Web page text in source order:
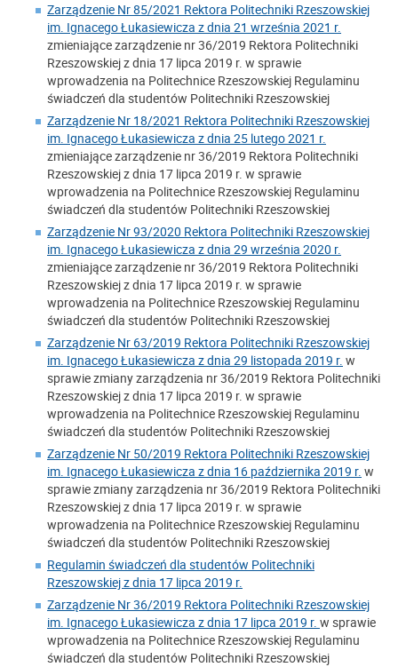
Zarządzenie Nr 85/2021 Rektora Politechniki Rzeszowskiej
im. Ignacego Łukasiewicza z dnia 21 września 2021 r.
zmieniające zarządzenie nr 36/2019 Rektora Politechniki
Rzeszowskiej z dnia 17 lipca 2019 r. w sprawie
wprowadzenia na Politechnice Rzeszowskiej Regulaminu
świadczeń dla studentów Politechniki Rzeszowskiej
Zarządzenie Nr 18/2021 Rektora Politechniki Rzeszowskiej
im. Ignacego Łukasiewicza z dnia 25 lutego 2021 r.
zmieniające zarządzenie nr 36/2019 Rektora Politechniki
Rzeszowskiej z dnia 17 lipca 2019 r. w sprawie
wprowadzenia na Politechnice Rzeszowskiej Regulaminu
świadczeń dla studentów Politechniki Rzeszowskiej
Zarządzenie Nr 93/2020 Rektora Politechniki Rzeszowskiej
im. Ignacego Łukasiewicza z dnia 29 września 2020 r.
zmieniające zarządzenie nr 36/2019 Rektora Politechniki
Rzeszowskiej z dnia 17 lipca 2019 r. w sprawie
wprowadzenia na Politechnice Rzeszowskiej Regulaminu
świadczeń dla studentów Politechniki Rzeszowskiej
Zarządzenie Nr 63/2019 Rektora Politechniki Rzeszowskiej
im. Ignacego Łukasiewicza z dnia 29 listopada 2019 r. w
sprawie zmiany zarządzenia nr 36/2019 Rektora Politechniki
Rzeszowskiej z dnia 17 lipca 2019 r. w sprawie
wprowadzenia na Politechnice Rzeszowskiej Regulaminu
świadczeń dla studentów Politechniki Rzeszowskiej
Zarządzenie Nr 50/2019 Rektora Politechniki Rzeszowskiej
im. Ignacego Łukasiewicza z dnia 16 października 2019 r. w
sprawie zmiany zarządzenia nr 36/2019 Rektora Politechniki
Rzeszowskiej z dnia 17 lipca 2019 r. w sprawie
wprowadzenia na Politechnice Rzeszowskiej Regulaminu
świadczeń dla studentów Politechniki Rzeszowskiej
Regulamin świadczeń dla studentów Politechniki
Rzeszowskiej z dnia 17 lipca 2019 r.
Zarządzenie Nr 36/2019 Rektora Politechniki Rzeszowskiej
im. Ignacego Łukasiewicza z dnia 17 lipca 2019 r. w sprawie
wprowadzenia na Politechnice Rzeszowskiej Regulaminu
świadczeń dla studentów Politechniki Rzeszowskiej